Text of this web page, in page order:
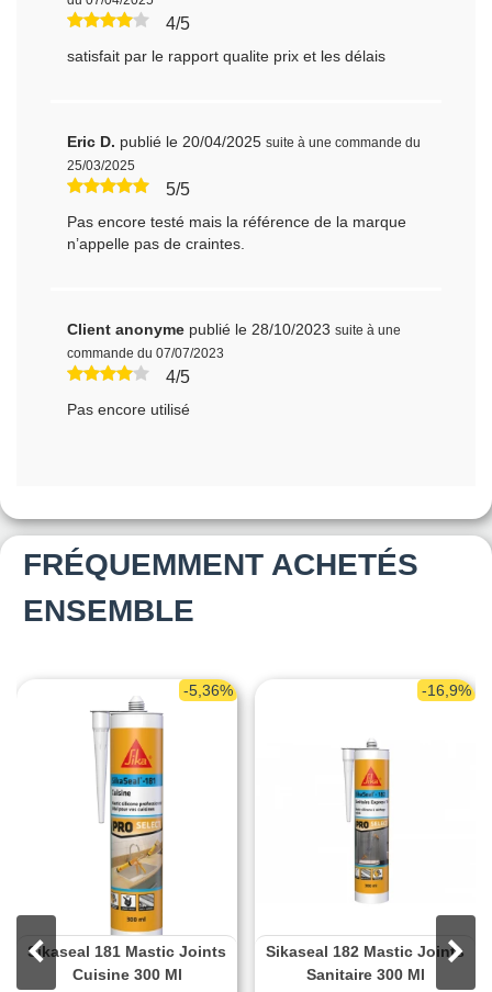
4/5
satisfait par le rapport qualite prix et les délais
Eric D. publié le 20/04/2025 suite à une commande du
25/03/2025
5/5
Pas encore testé mais la référence de la marque
n’appelle pas de craintes.
Client anonyme publié le 28/10/2023 suite à une
commande du 07/07/2023
4/5
Pas encore utilisé
FRÉQUEMMENT ACHETÉS
ENSEMBLE
-5,36%
Sikaseal 181 Mastic Joints
Cuisine 300 Ml
-16,9%
Sikaseal 182 Mastic Joints
Sanitaire 300 Ml